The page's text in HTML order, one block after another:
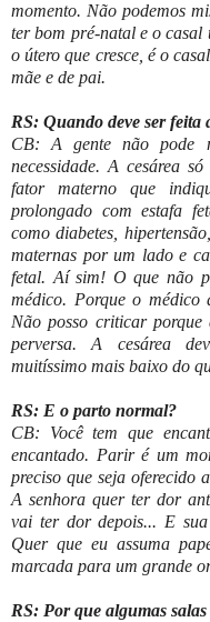
momento. Não podemos
ter bom pré-natal e o casal
o útero que cresce, é o
mãe e de pai.
RS: Quando deve ser feita
CB: A gente não pode
necessidade. A cesárea
fator materno que
prolongado com estafa
como diabetes,
maternas por um lado e
fetal. Aí sim! O que não
médico. Porque o médico
Não posso criticar porque
perversa. A cesárea
muitíssimo mais baixo do
RS: E o parto normal?
CB: Você tem que
encantado. Parir é um
preciso que seja oferecido
A senhora quer ter dor
vai ter dor depois... E
Quer que eu assuma
marcada para um grande
RS: Por que algumas